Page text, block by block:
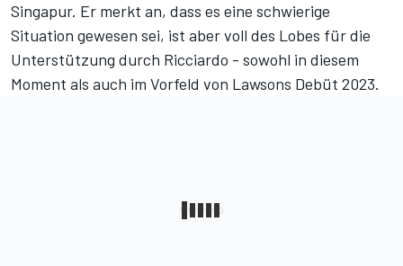
Singapur. Er merkt an, dass es eine schwierige
Situation gewesen sei, ist aber voll des Lobes für die
Unterstützung durch Ricciardo - sowohl in diesem
Moment als auch im Vorfeld von Lawsons Debüt 2023.